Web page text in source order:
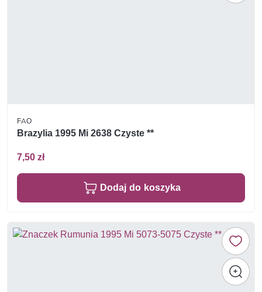
FAO
Brazylia 1995 Mi 2638 Czyste **
7,50 zł
Dodaj do koszyka